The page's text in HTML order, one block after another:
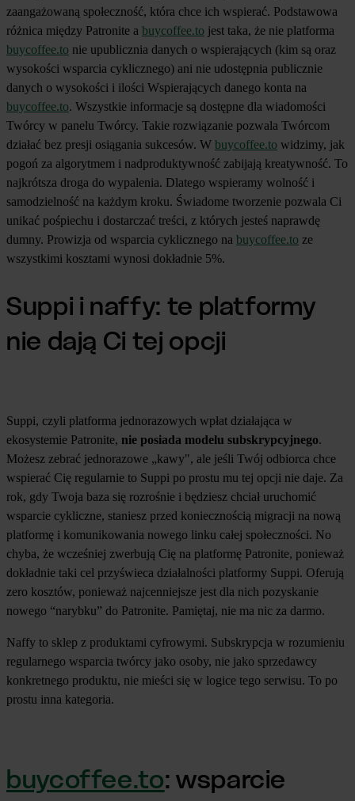
zaangażowaną społeczność, która chce ich wspierać. Podstawowa
różnica między Patronite a buycoffee.to jest taka, że nie platforma
buycoffee.to nie upublicznia danych o wspierających (kim są oraz
wysokości wsparcia cyklicznego) ani nie udostępnia publicznie
danych o wysokości i ilości Wspierających danego konta na
buycoffee.to. Wszystkie informacje są dostępne dla wiadomości
Twórcy w panelu Twórcy. Takie rozwiązanie pozwala Twórcom
działać bez presji osiągania sukcesów. W buycoffee.to widzimy, jak
pogoń za algorytmem i nadproduktywność zabijają kreatywność. To
najkrótsza droga do wypalenia. Dlatego wspieramy wolność i
samodzielność na każdym kroku. Świadome tworzenie pozwala Ci
unikać pośpiechu i dostarczać treści, z których jesteś naprawdę
dumny. Prowizja od wsparcia cyklicznego na buycoffee.to ze
wszystkimi kosztami wynosi dokładnie 5%.
Suppi i naffy: te platformy
nie dają Ci tej opcji
Suppi, czyli platforma jednorazowych wpłat działająca w
ekosystemie Patronite, nie posiada modelu subskrypcyjnego.
Możesz zebrać jednorazowe „kawy", ale jeśli Twój odbiorca chce
wspierać Cię regularnie to Suppi po prostu mu tej opcji nie daje. Za
rok, gdy Twoja baza się rozrośnie i będziesz chciał uruchomić
wsparcie cykliczne, staniesz przed koniecznością migracji na nową
platformę i komunikowania nowego linku całej społeczności. No
chyba, że wcześniej zwerbują Cię na platformę Patronite, ponieważ
dokładnie taki cel przyświeca działalności platformy Suppi. Oferują
zero kosztów, ponieważ najcenniejsze jest dla nich pozyskanie
nowego “narybku” do Patronite. Pamiętaj, nie ma nic za darmo.
Naffy to sklep z produktami cyfrowymi. Subskrypcja w rozumieniu
regularnego wsparcia twórcy jako osoby, nie jako sprzedawcy
konkretnego produktu, nie mieści się w logice tego serwisu. To po
prostu inna kategoria.
buycoffee.to: wsparcie